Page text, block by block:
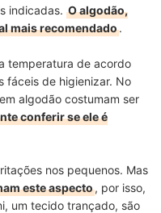
indicadas. O algodão,
mais recomendado.
temperatura de acordo
fáceis de higienizar. No
algodão costumam ser
conferir se ele é
nos pequenos. Mas
este aspecto, por isso,
um tecido trançado, são